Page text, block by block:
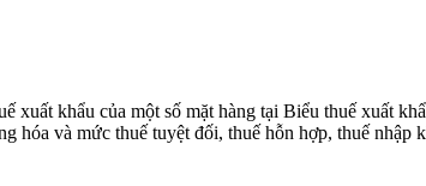
khẩu của một số mặt hàng tại Biểu thuế xuất
và mức thuế tuyệt đối, thuế hỗn hợp, thuế nhập